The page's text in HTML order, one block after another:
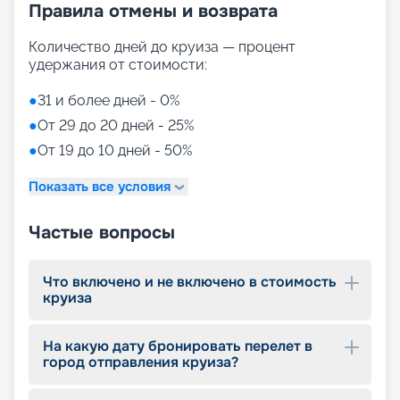
увлекательные и интерактивные мероприятия,
специалистами и адаптированные к возрастным
группам. Ребята смогут раскрыть свои
способности, принять участие в увлекательных
тематических мероприятиях, танцевальных
вечеринках, а также в различных интерактивных
играх.
спектру детских развлечений, охватывающих
путешествие на лайнере подходит для
семейного отдыха. Родители могут спокойно
надежным присмотром взрослых. Позвольте
вашим детям окунуться в мир веселья, обучения
найдет что-то особенное, чтобы запомнить это
плавание на всю жизнь!
Правила отмены и возврата
Количество дней до круиза — процент
удержания от стоимости:
●31 и более дней - 0%
●От 29 до 20 дней - 25%
●От 19 до 10 дней - 50%
Показать все условия
Частые вопросы
Что включено и не включено в стоимость
круиза
На какую дату бронировать перелет в
город отправления круиза?